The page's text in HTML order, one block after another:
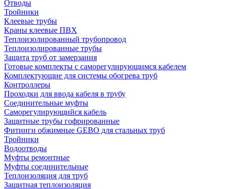
Отводы
Тройники
Клеевые трубы
Краны клеевые ПВХ
Теплоизолированный трубопровод
Теплоизолированные трубы
Защита труб от замерзания
Готовые комплекты с саморегулирующимся кабелем
Комплектующие для системы обогрева труб
Контроллеры
Проходки для ввода кабеля в трубу
Соединительные муфты
Саморегулирующийся кабель
Защитные трубы гофрированные
Фитинги обжимные GEBO для стальных труб
Тройники
Водоотводы
Муфты ремонтные
Муфты соединительные
Теплоизоляция для труб
Защитная теплоизоляция